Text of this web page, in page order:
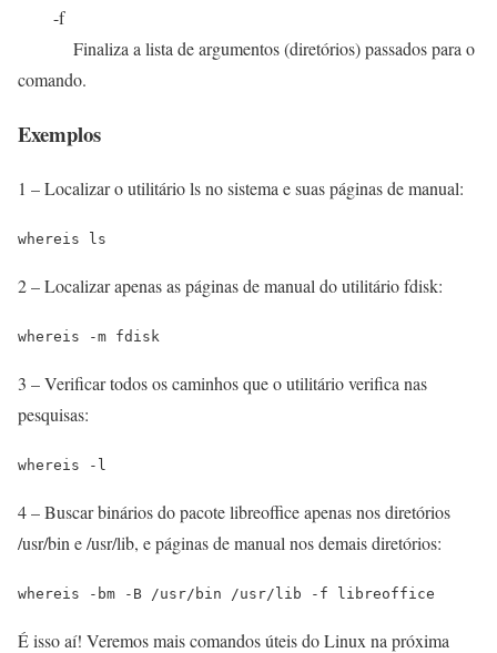
-f
Finaliza a lista de argumentos (diretórios) passados para o
comando.
Exemplos
1 – Localizar o utilitário ls no sistema e suas páginas de manual:
whereis ls
2 – Localizar apenas as páginas de manual do utilitário fdisk:
whereis -m fdisk
3 – Verificar todos os caminhos que o utilitário verifica nas
pesquisas:
whereis -l
4 – Buscar binários do pacote libreoffice apenas nos diretórios
/usr/bin e /usr/lib, e páginas de manual nos demais diretórios:
whereis -bm -B /usr/bin /usr/lib -f libreoffice
É isso aí! Veremos mais comandos úteis do Linux na próxima